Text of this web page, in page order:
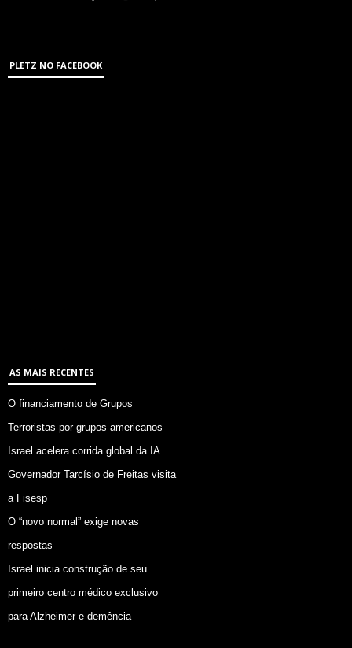
PLETZ NO FACEBOOK
AS MAIS RECENTES
O financiamento de Grupos
Terroristas por grupos americanos
Israel acelera corrida global da IA
Governador Tarcísio de Freitas visita
a Fisesp
O “novo normal” exige novas
respostas
Israel inicia construção de seu
primeiro centro médico exclusivo
para Alzheimer e demência